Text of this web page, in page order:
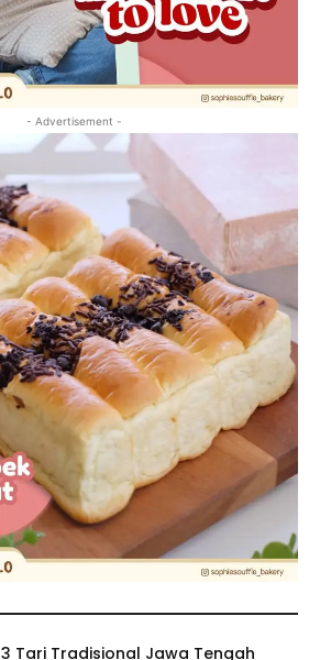
- Advertisement -
3 Tari Tradisional Jawa Tengah